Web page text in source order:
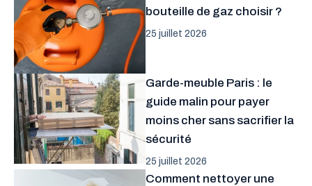
bouteille de gaz choisir ?
25 juillet 2026
Garde-meuble Paris : le
guide malin pour payer
moins cher sans sacrifier la
sécurité
25 juillet 2026
Comment nettoyer une